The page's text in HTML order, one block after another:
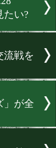
日)の報
が見た
グ交流